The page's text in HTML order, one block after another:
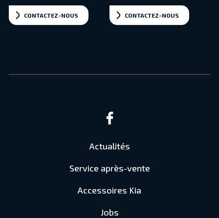
CONTACTEZ-NOUS CONTACTEZ-NOUS
Actualités
Service après-vente
Accessoires Kia
Jobs